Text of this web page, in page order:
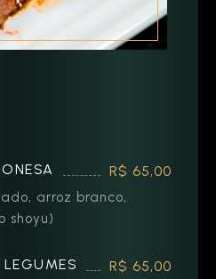
R$ 65,00
arroz branco,
shoyu)
R$ 65,00